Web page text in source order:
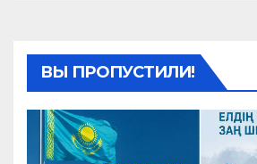
ВЫ ПРОПУСТИЛИ!